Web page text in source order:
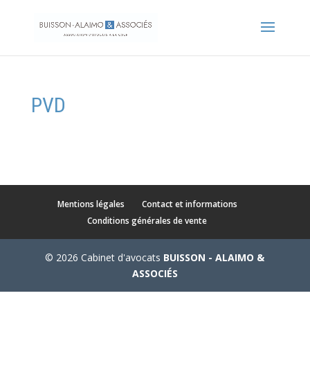
PVD
Mentions légales
Contact et informations
Conditions générales de vente
© 2026 Cabinet d'avocats BUISSON - ALAIMO &
ASSOCIÉS